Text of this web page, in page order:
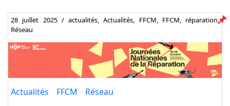
28 juillet 2025/ actualités,Actualités, FFCM, FFCM, réparation,
Réseau
Actualités FFCM Réseau